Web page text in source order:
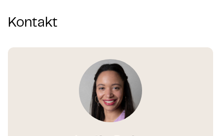
Kontakt